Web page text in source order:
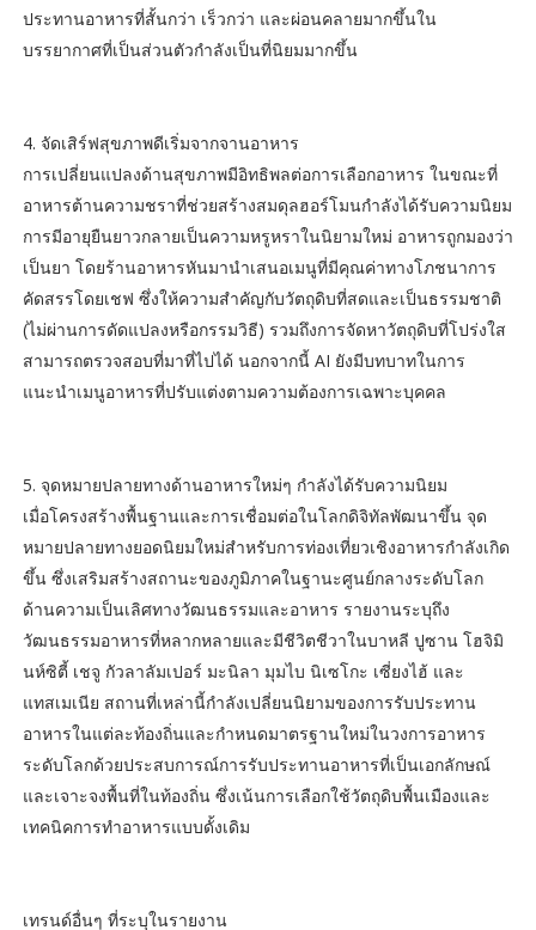
ประทานอาหารที่สั้นกว่า เร็วกว่า และผ่อนคลายมากขึ้นใน
บรรยากาศที่เป็นส่วนตัวกำลังเป็นที่นิยมมากขึ้น
4. จัดเสิร์ฟสุขภาพดีเริ่มจากจานอาหาร
การเปลี่ยนแปลงด้านสุขภาพมีอิทธิพลต่อการเลือกอาหาร ในขณะที่
อาหารต้านความชราที่ช่วยสร้างสมดุลฮอร์โมนกำลังได้รับความนิยม
การมีอายุยืนยาวกลายเป็นความหรูหราในนิยามใหม่ อาหารถูกมองว่า
เป็นยา โดยร้านอาหารหันมานำเสนอเมนูที่มีคุณค่าทางโภชนาการ
คัดสรรโดยเชฟ ซึ่งให้ความสำคัญกับวัตถุดิบที่สดและเป็นธรรมชาติ
(ไม่ผ่านการดัดแปลงหรือกรรมวิธี) รวมถึงการจัดหาวัตถุดิบที่โปร่งใส
สามารถตรวจสอบที่มาที่ไปได้ นอกจากนี้ AI ยังมีบทบาทในการ
แนะนำเมนูอาหารที่ปรับแต่งตามความต้องการเฉพาะบุคคล
5. จุดหมายปลายทางด้านอาหารใหม่ๆ กำลังได้รับความนิยม
เมื่อโครงสร้างพื้นฐานและการเชื่อมต่อในโลกดิจิทัลพัฒนาขึ้น จุด
หมายปลายทางยอดนิยมใหม่สำหรับการท่องเที่ยวเชิงอาหารกำลังเกิด
ขึ้น ซึ่งเสริมสร้างสถานะของภูมิภาคในฐานะศูนย์กลางระดับโลก
ด้านความเป็นเลิศทางวัฒนธรรมและอาหาร รายงานระบุถึง
วัฒนธรรมอาหารที่หลากหลายและมีชีวิตชีวาในบาหลี ปูซาน โฮจิมิ
นห์ซิตี้ เชจู กัวลาลัมเปอร์ มะนิลา มุมไบ นิเซโกะ เซี่ยงไฮ้ และ
แทสเมเนีย สถานที่เหล่านี้กำลังเปลี่ยนนิยามของการรับประทาน
อาหารในแต่ละท้องถิ่นและกำหนดมาตรฐานใหม่ในวงการอาหาร
ระดับโลกด้วยประสบการณ์การรับประทานอาหารที่เป็นเอกลักษณ์
และเจาะจงพื้นที่ในท้องถิ่น ซึ่งเน้นการเลือกใช้วัตถุดิบพื้นเมืองและ
เทคนิคการทำอาหารแบบดั้งเดิม
เทรนด์อื่นๆ ที่ระบุในรายงาน